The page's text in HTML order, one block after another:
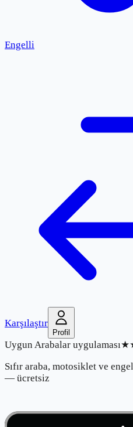
Engelli
Karşılaştır
Profil
Uygun Arabalar uygulaması
Sıfır araba, motosiklet ve
— ücretsiz